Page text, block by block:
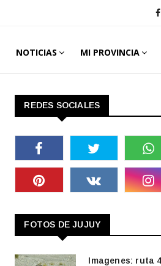
NOTICIAS MI PROVINCIA
REDES SOCIALES
FOTOS DE JUJUY
Imagenes: ruta